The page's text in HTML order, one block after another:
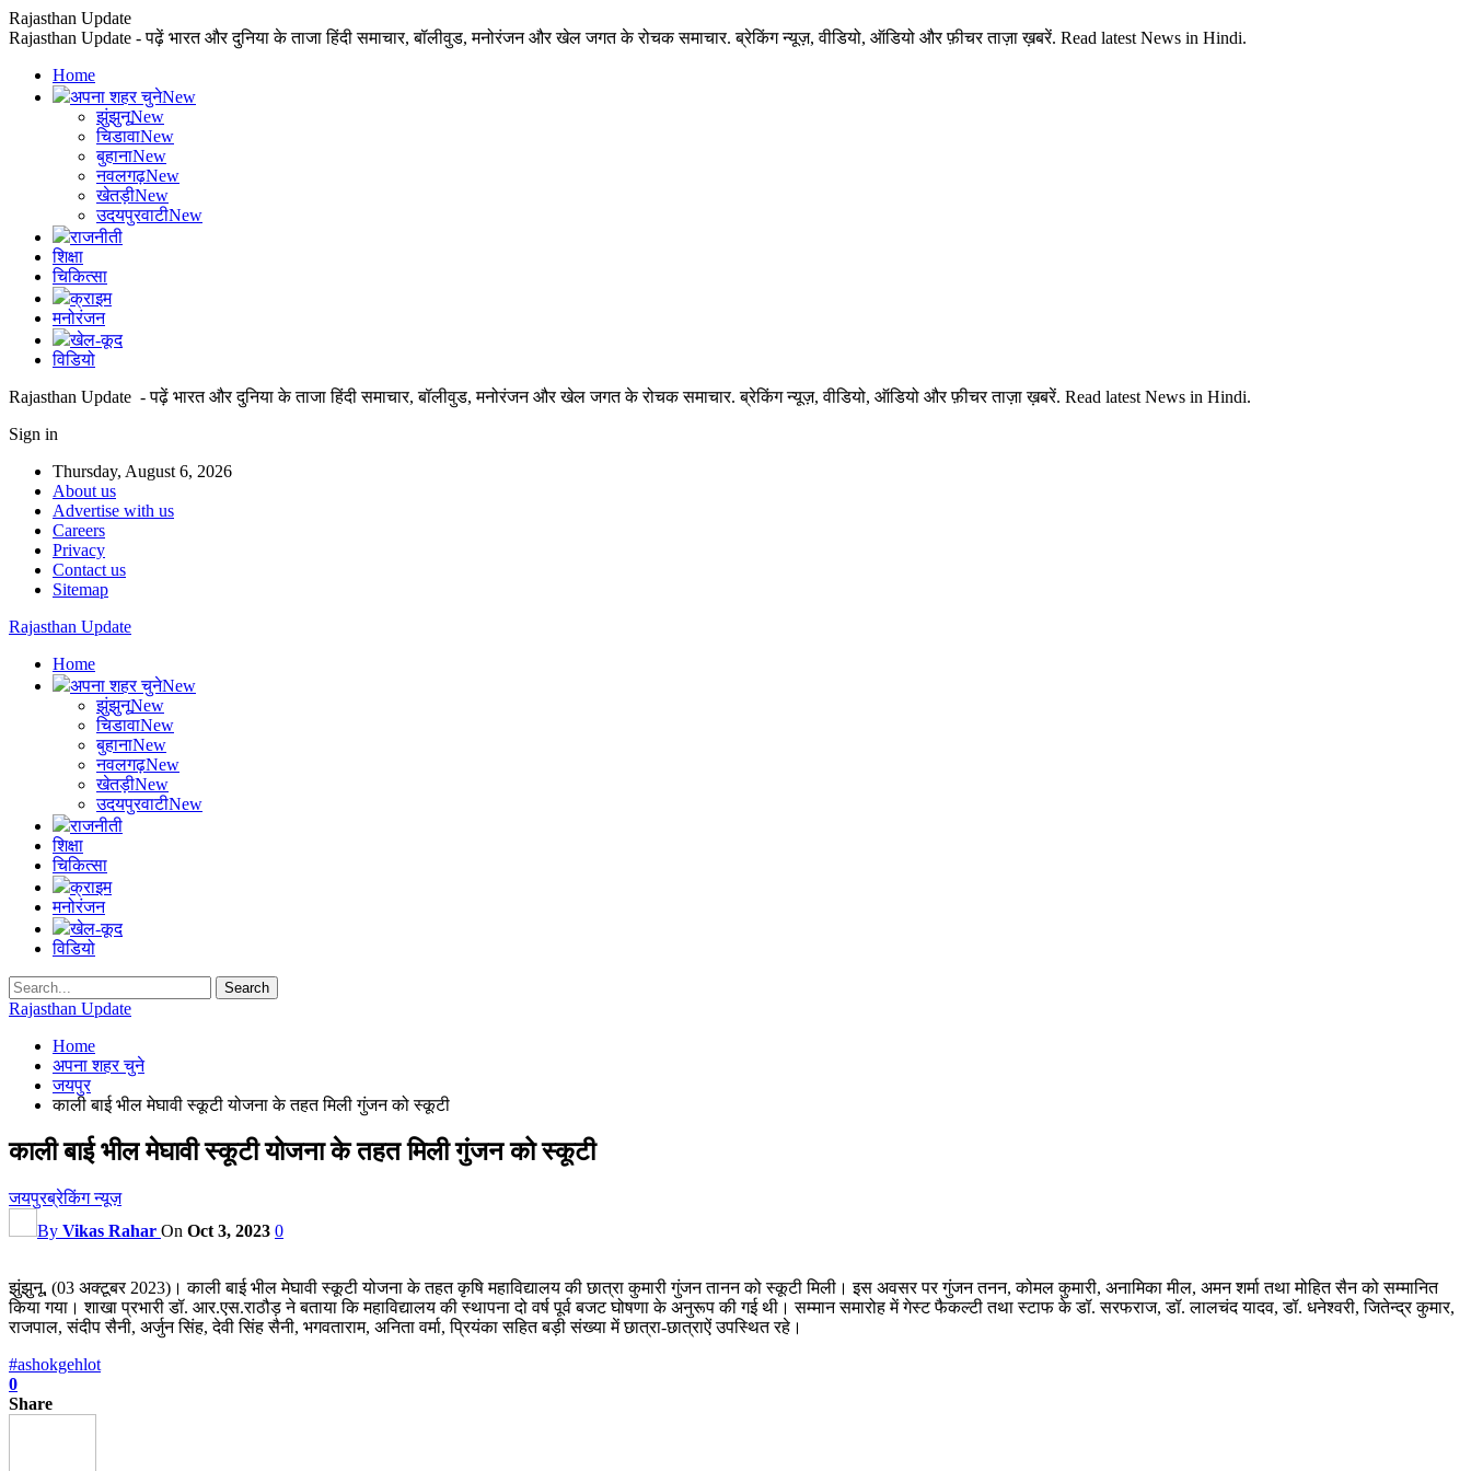
Rajasthan Update
Rajasthan Update - पढ़ें भारत और दुनिया के ताजा हिंदी समाचार, बॉलीवुड, मनोरंजन और खेल जगत के रोचक समाचार. ब्रेकिंग न्यूज़, वीडियो, ऑडियो और फ़ीचर ताज़ा ख़बरें. Read latest News in Hindi.
Home
अपना शहर चुनेNew
झुंझुनूNew
चिडावाNew
बुहानाNew
नवलगढ़New
खेतड़ीNew
उदयपुरवाटीNew
राजनीती
शिक्षा
चिकित्सा
क्राइम
मनोरंजन
खेल-कूद
विडियो
Rajasthan Update - पढ़ें भारत और दुनिया के ताजा हिंदी समाचार, बॉलीवुड, मनोरंजन और खेल जगत के रोचक समाचार. ब्रेकिंग न्यूज़, वीडियो, ऑडियो और फ़ीचर ताज़ा ख़बरें. Read latest News in Hindi.
Sign in
Thursday, August 6, 2026
About us
Advertise with us
Careers
Privacy
Contact us
Sitemap
Rajasthan Update
Home
अपना शहर चुनेNew
झुंझुनूNew
चिडावाNew
बुहानाNew
नवलगढ़New
खेतड़ीNew
उदयपुरवाटीNew
राजनीती
शिक्षा
चिकित्सा
क्राइम
मनोरंजन
खेल-कूद
विडियो
Rajasthan Update
Home
अपना शहर चुने
जयपुर
काली बाई भील मेघावी स्कूटी योजना के तहत मिली गुंजन को स्कूटी
काली बाई भील मेघावी स्कूटी योजना के तहत मिली गुंजन को स्कूटी
जयपुरब्रेकिंग न्यूज़
By Vikas Rahar On Oct 3, 2023 0
झुंझुनू, (03 अक्टूबर 2023)। काली बाई भील मेघावी स्कूटी योजना के तहत कृषि महाविद्यालय की छात्रा कुमारी गुंजन तानन को स्कूटी मिली। इस अवसर पर गुंजन तनन, कोमल कुमारी, अनामिका मील, अमन शर्मा तथा मोहित सैन को सम्मानित
किया गया। शाखा प्रभारी डॉ. आर.एस.राठौड़ ने बताया कि महाविद्यालय की स्थापना दो वर्ष पूर्व बजट घोषणा के अनुरूप की गई थी। सम्मान समारोह में गेस्ट फैकल्टी तथा स्टाफ के डॉ. सरफराज, डॉ. लालचंद यादव, डॉ. धनेश्वरी, जितेन्द्र कुमार,
राजपाल, संदीप सैनी, अर्जुन सिंह, देवी सिंह सैनी, भगवताराम, अनिता वर्मा, प्रियंका सहित बड़ी संख्या में छात्रा-छात्राऐं उपस्थित रहे।
#ashokgehlot
0
Share